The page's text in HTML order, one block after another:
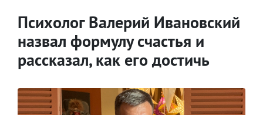
Психолог Валерий Ивановский
назвал формулу счастья и
рассказал, как его достичь